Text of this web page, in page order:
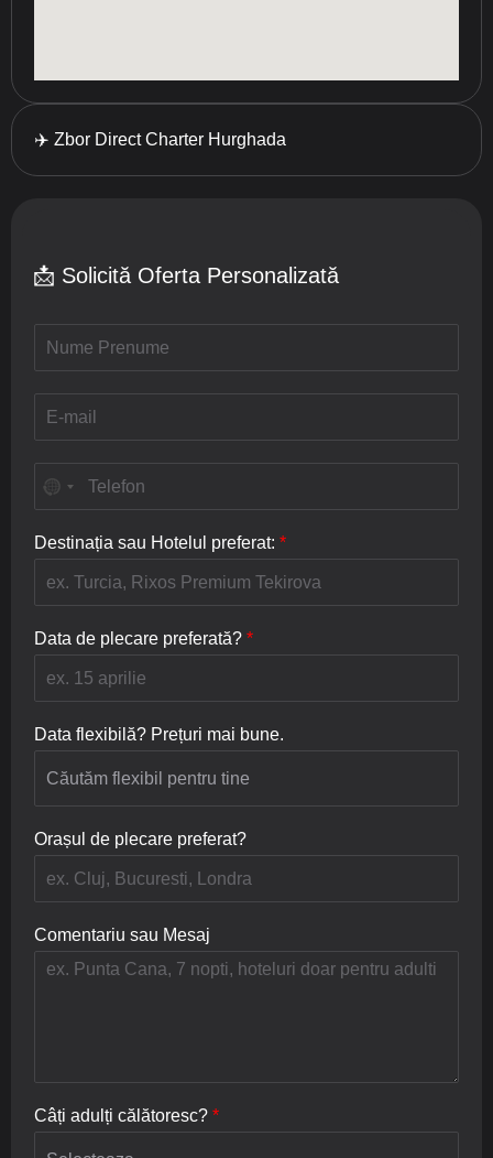
✈️ Zbor Direct Charter Hurghada
📩 Solicită Oferta Personalizată
m
e
P
r
n
u
m
m
a
l
*
l
e
f
n
Destinația sau Hotelul preferat: *
Data de plecare preferată? *
Data flexibilă? Prețuri mai bune.
Orașul de plecare preferat?
Comentariu sau Mesaj
Câți adulți călătoresc? *